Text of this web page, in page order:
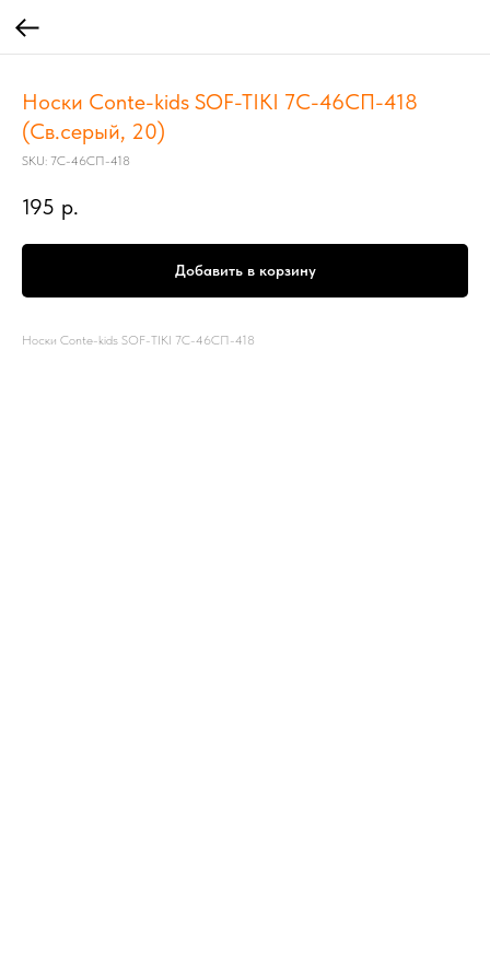
Носки Conte-kids SOF-TIKI 7С-46СП-418
(Св.серый, 20)
SKU: 7С-46СП-418
195 р.
Добавить в корзину
Носки Conte-kids SOF-TIKI 7С-46СП-418